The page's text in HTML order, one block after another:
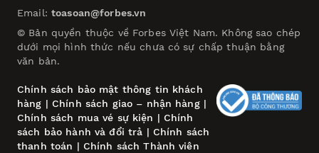
Email: toasoan@forbes.vn
© Bản quyền thuộc về Forbes Việt Nam. Không sao chép
dưới mọi hình thức nếu chưa có sự chấp thuận bằng
văn bản.
Chính sách bảo mật thông tin khách
hàng | Chính sách giao – nhận hàng|
Chính sách mua vé sự kiện | Chính
sách bảo hành và đổi trả | Chính sách
thanh toán | Chính sách Thành viên